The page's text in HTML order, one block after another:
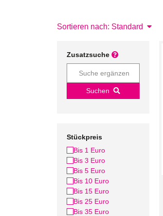
Sortieren nach: Standard
Zusatzsuche
Suchen
Stückpreis
Bis 1 Euro
Bis 3 Euro
Bis 5 Euro
Bis 10 Euro
Bis 15 Euro
Bis 25 Euro
Bis 35 Euro